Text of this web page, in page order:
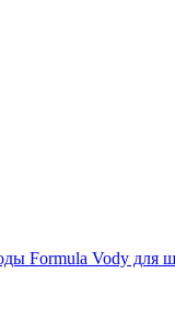
Formula Vody для